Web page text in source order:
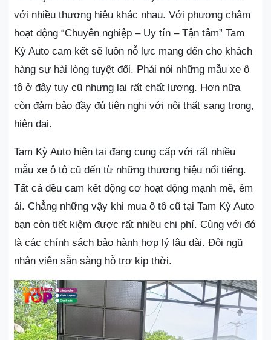
với nhiều thương hiệu khác nhau. Với phương châm
hoạt động “Chuyên nghiệp – Uy tín – Tận tâm” Tam
Kỳ Auto cam kết sẽ luôn nỗ lực mang đến cho khách
hàng sự hài lòng tuyệt đối. Phải nói những mẫu xe ô
tô ở đây tuy cũ nhưng lại rất chất lượng. Hơn nữa
còn đảm bảo đầy đủ tiện nghi với nội thất sang trọng,
hiện đại.
Tam Kỳ Auto hiện tại đang cung cấp với rất nhiều
mẫu xe ô tô cũ đến từ những thương hiệu nổi tiếng.
Tất cả đều cam kết động cơ hoạt động mạnh mẽ, êm
ái. Chẳng những vậy khi mua ô tô cũ tại Tam Kỳ Auto
bạn còn tiết kiệm được rất nhiều chi phí. Cùng với đó
là các chính sách bảo hành hợp lý lâu dài. Đội ngũ
nhân viên sẵn sàng hỗ trợ kịp thời.